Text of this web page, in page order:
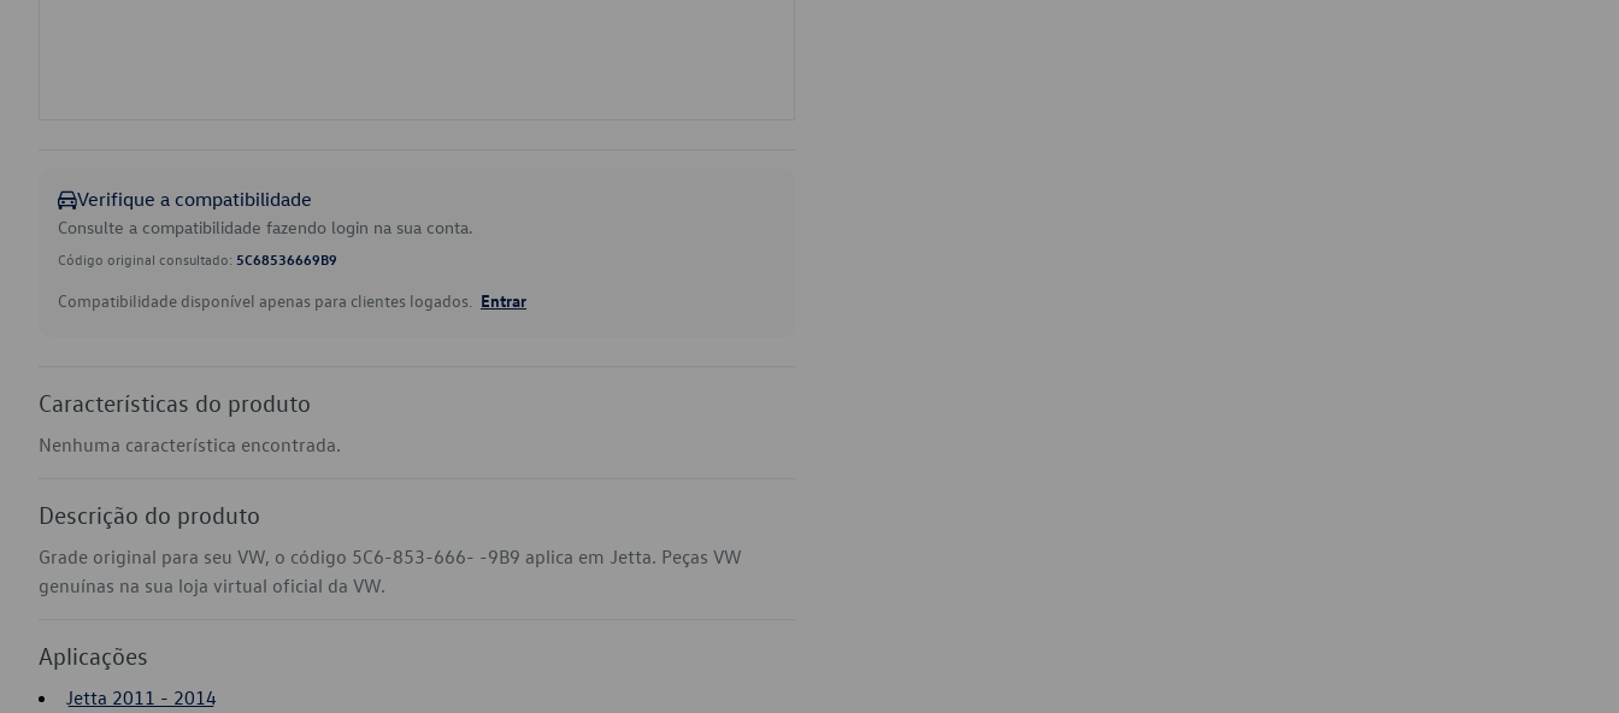
Verifique a compatibilidade
Consulte a compatibilidade fazendo login na sua conta.
Código original consultado: 5C68536669B9
Compatibilidade disponível apenas para clientes logados. Entrar
Características do produto
Nenhuma característica encontrada.
Descrição do produto
Grade original para seu VW, o código 5C6-853-666- -9B9 aplica em Jetta. Peças VW
genuínas na sua loja virtual oficial da VW.
Aplicações
Jetta 2011 - 2014